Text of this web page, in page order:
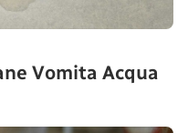
Vomita Acqua